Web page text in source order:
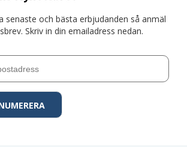
senaste och bästa erbjudanden så anmäl
Skriv in din emailadress nedan.